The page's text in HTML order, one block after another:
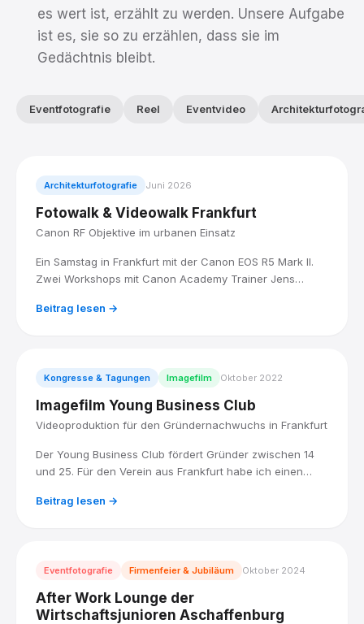
es wert ist, erzählt zu werden. Unsere Aufgabe
ist es, sie so zu erzählen, dass sie im
Gedächtnis bleibt.
Eventfotografie Reel Eventvideo
Architekturfotografie Juni 2026
Fotowalk & Videowalk Frankfurt
Canon RF Objektive im urbanen Einsatz
Ein Samstag in Frankfurt mit der Canon EOS R5 Mark II.
Zwei Workshops mit Canon Academy Trainer Jens
und Stadtlandschaft am Mittag.
Beitrag lesen →
Kongresse & Tagungen Imagefilm Oktober 2022
Imagefilm Young Business Club
Videoproduktion für den Gründernachwuchs in Frankfurt
Der Young Business Club fördert Gründer zwischen 14
und 25. Für den Verein aus Frankfurt habe ich einen
macht: junge Menschen, echte Aufbruchstimmung,
Beitrag lesen →
Eventfotografie Firmenfeier & Jubiläum Oktober 2024
After Work Lounge der
Wirtschaftsjunioren Aschaffenburg